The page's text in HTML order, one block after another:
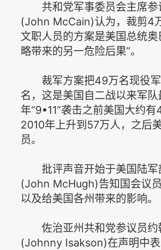
共和党军事委员会主席参
(John McCain)认为，裁剪4
文职人员的方案是美国总统奥
略带来的另一危险后果”。
裁军方案把49万名现役军
名，这是美国自二战以来军
年“9•11”袭击之前美国大约有
2010年上升到57万人，之后
员。
批评声音开始于美国陆军
(John McHugh)告知国会议
以及给美国各州带来的影响。
佐治亚州共和党参议员约
(Johnny Isakson)在声明中